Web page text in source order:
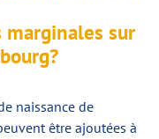
sur
naissance de
être ajoutées à